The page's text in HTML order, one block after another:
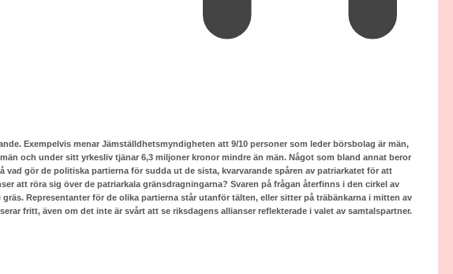
Exempelvis menar Jämställdhetsmyndigheten att 9/10 personer som leder börsbolag är män,
och under sitt yrkesliv tjänar 6,3 miljoner kronor mindre än män. Något som bland annat beror
vad gör de politiska partierna för sudda ut de sista, kvarvarande spåren av patriarkatet för att
att röra sig över de patriarkala gränsdragningarna? Svaren på frågan återfinns i den cirkel av
Representanter för de olika partierna står utanför tälten, eller sitter på träbänkarna i mitten av
fritt, även om det inte är svårt att se riksdagens allianser reflekterade i valet av samtalspartner.